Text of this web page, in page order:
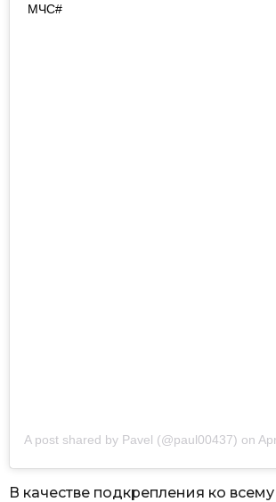
МЧС#
A post shared by Pavel (@paul00437) on Apr
В качестве подкрепления ко всему